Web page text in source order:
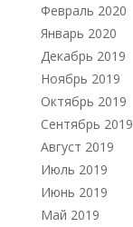
Февраль 2020
Январь 2020
Декабрь 2019
Ноябрь 2019
Октябрь 2019
Сентябрь 2019
Август 2019
Июль 2019
Июнь 2019
Май 2019